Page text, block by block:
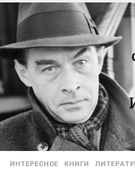
ИНТЕРЕСНОЕ КНИГИ ,